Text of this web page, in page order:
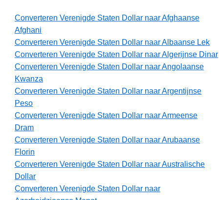
Converteren Verenigde Staten Dollar naar Afghaanse
Afghani
Converteren Verenigde Staten Dollar naar Albaanse Lek
Converteren Verenigde Staten Dollar naar Algerijnse Dinar
Converteren Verenigde Staten Dollar naar Angolaanse
Kwanza
Converteren Verenigde Staten Dollar naar Argentijnse
Peso
Converteren Verenigde Staten Dollar naar Armeense
Dram
Converteren Verenigde Staten Dollar naar Arubaanse
Florin
Converteren Verenigde Staten Dollar naar Australische
Dollar
Converteren Verenigde Staten Dollar naar